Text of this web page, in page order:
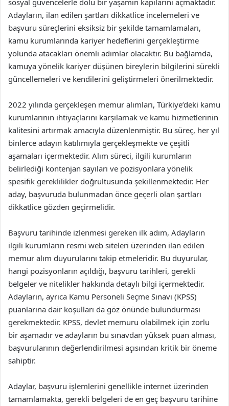
sosyal güvencelerle dolu bir yaşamın kapılarını açmaktadır.
Adayların, ilan edilen şartları dikkatlice incelemeleri ve
başvuru süreçlerini eksiksiz bir şekilde tamamlamaları,
kamu kurumlarında kariyer hedeflerini gerçekleştirme
yolunda atacakları önemli adımlar olacaktır. Bu bağlamda,
kamuya yönelik kariyer düşünen bireylerin bilgilerini sürekli
güncellemeleri ve kendilerini geliştirmeleri önerilmektedir.
2022 yılında gerçekleşen memur alımları, Türkiye’deki kamu
kurumlarının ihtiyaçlarını karşılamak ve kamu hizmetlerinin
kalitesini artırmak amacıyla düzenlenmiştir. Bu süreç, her yıl
binlerce adayın katılımıyla gerçekleşmekte ve çeşitli
aşamaları içermektedir. Alım süreci, ilgili kurumların
belirlediği kontenjan sayıları ve pozisyonlara yönelik
spesifik gereklilikler doğrultusunda şekillenmektedir. Her
aday, başvuruda bulunmadan önce geçerli olan şartları
dikkatlice gözden geçirmelidir.
Başvuru tarihinde izlenmesi gereken ilk adım, Adayların
ilgili kurumların resmi web siteleri üzerinden ilan edilen
memur alım duyurularını takip etmeleridir. Bu duyurular,
hangi pozisyonların açıldığı, başvuru tarihleri, gerekli
belgeler ve nitelikler hakkında detaylı bilgi içermektedir.
Adayların, ayrıca Kamu Personeli Seçme Sınavı (KPSS)
puanlarına dair koşulları da göz önünde bulundurması
gerekmektedir. KPSS, devlet memuru olabilmek için zorlu
bir aşamadır ve adayların bu sınavdan yüksek puan alması,
başvurularının değerlendirilmesi açısından kritik bir öneme
sahiptir.
Adaylar, başvuru işlemlerini genellikle internet üzerinden
tamamlamakta, gerekli belgeleri de en geç başvuru tarihine